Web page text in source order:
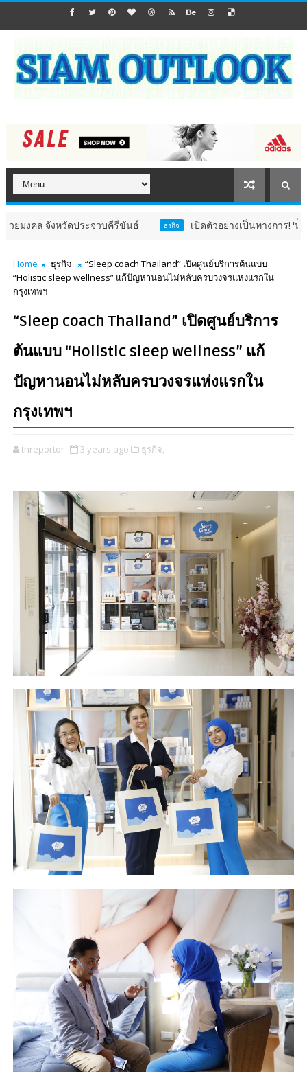
งหวัดประจวบคีรีขันธ์ ธุรกิจ เปิดตัวอย่างเป็นทางการ! ‘น้ำตาล-ทิพ
Home ธุรกิจ
“Sleep coach Thailand” เปิดศูนย์บริการต้นแบบ
“Holistic sleep wellness” แก้ปัญหานอนไม่หลับครบวงจรแห่งแรกใน
กรุงเทพฯ
“Sleep coach Thailand” เปิดศูนย์บริการ
ต้นแบบ “Holistic sleep wellness” แก้
ปัญหานอนไม่หลับครบวงจรแห่งแรกใน
กรุงเทพฯ
threportor 3 years ago ธุรกิจ,